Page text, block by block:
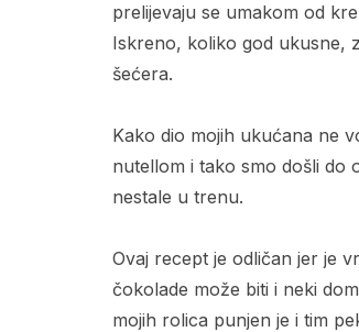
prelijevaju se umakom od
Iskreno, koliko god ukusne,
šećera.
Kako dio mojih ukućana ne
nutellom i tako smo došli do
nestale u trenu.
Ovaj recept je odličan jer je
čokolade može biti i neki
mojih rolica punjen je i tim